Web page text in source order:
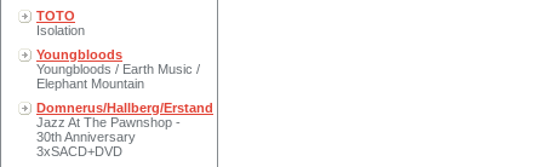
TOTO
Isolation
Youngbloods
Youngbloods / Earth Music /
Elephant Mountain
Domnerus/Hallberg/Erstand
Jazz At The Pawnshop -
30th Anniversary
3xSACD+DVD